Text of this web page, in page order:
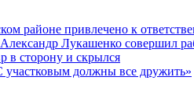
районе привлечено к
Лукашенко совершил
в сторону и скрылся
должны все дружить»